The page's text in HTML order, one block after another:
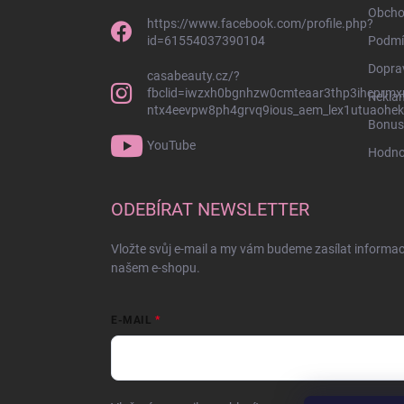
https://www.facebook.com/profile.php?
id=61554037390104
casabeauty.cz/?
YouTube
ODEBÍRAT NEWSLETTER
Vložte svůj e-mail a my vám budeme zasílat
našem e-shopu.
E-MAIL